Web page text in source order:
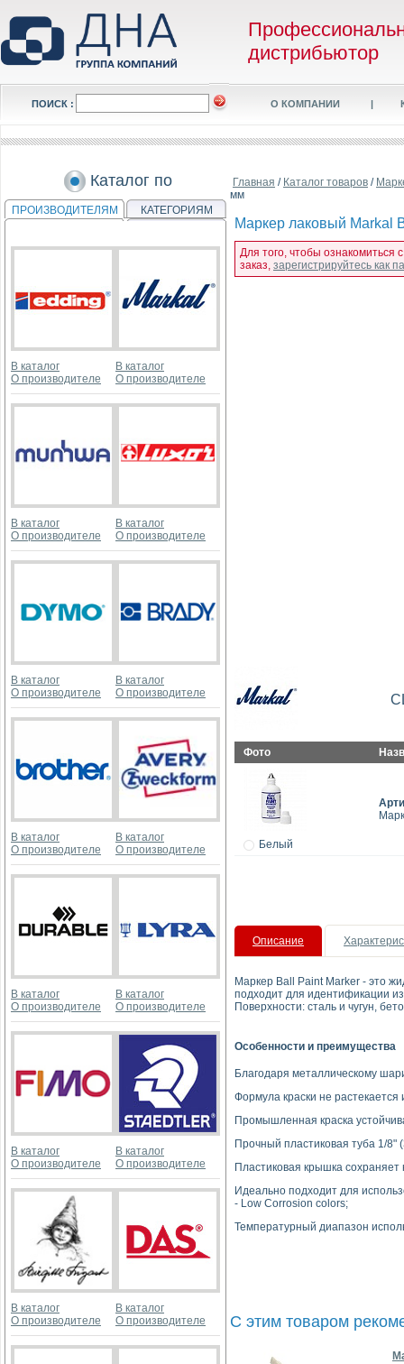
дистрибьютор
ПОИСК : О КОМПАНИИ |
Каталог по
ПРОИЗВОДИТЕЛЯМ КАТЕГОРИЯМ
В каталог
О производителе
В каталог
О производителе
В каталог
О производителе
В каталог
О производителе
В каталог
О производителе
В каталог
О производителе
В каталог
О производителе
В каталог
О производителе
В каталог
О производителе
В каталог
О производителе
В каталог
О производителе
В каталог
О производителе
В каталог
О производителе
В каталог
О производителе
Главная / Каталог товаров /
мм
Маркер лаковый Markal
Для того, чтобы ознакомиться
заказ, зарегистрируйтесь как
Фото
Белый
Описание
Маркер Ball Paint Marker - это
подходит для идентификации
Поверхности: сталь и чугун,
Особенности и преимущества
Благодаря металлическому
Формула краски не растекается
Промышленная краска
Прочный пластиковая туба 1/
Пластиковая крышка
Идеально подходит для
- Low Corrosion colors;
Температурный диапазон
С этим товаром